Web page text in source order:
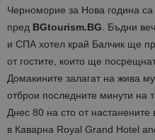
Черноморие за Нова година
пред BGtourism.BG. Бъдни
и СПА хотел край Балчик ще
от гостите, които ще
Домакините залагат на жива
отброи последните минути на
Днес 80 на сто от настанените
в Каварна Royal Grand Hotel